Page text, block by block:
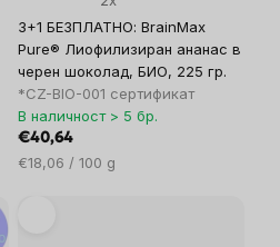
3+1 БЕЗПЛАТНО: BrainMax
Pure® Лиофилизиран ананас в
черен шоколад, БИО, 225 гр.
*CZ-BIO-001 сертификат
В наличност > 5 бр.
€40,64
Цена
€18,06 / 100 g